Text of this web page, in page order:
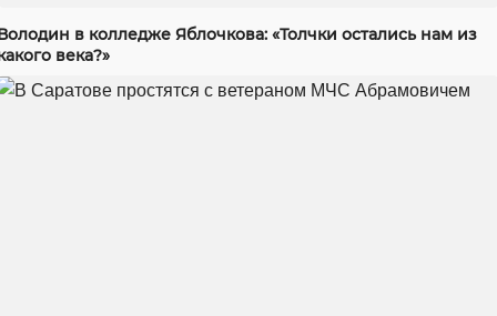
в колледже Яблочкова: «Толчки остались нам из
века?»